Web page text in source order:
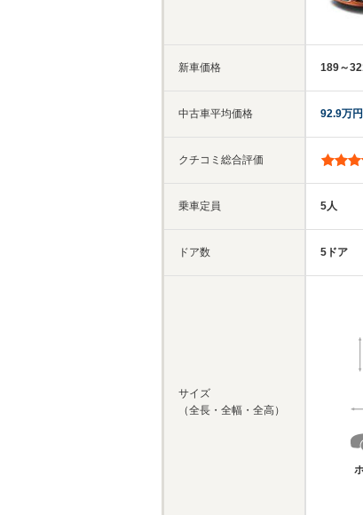
新車価格
中古車平均価格
クチコミ総合評価
乗車定員
ドア数
サイズ
（全長・全幅・全高）
189～
92.9万円
5人
5ドア